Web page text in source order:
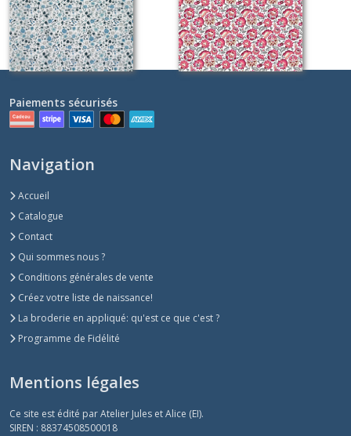
Sur demande Sur demande
Paiements sécurisés
Navigation
Accueil
Catalogue
Contact
Qui sommes nous ?
Conditions générales de vente
Créez votre liste de naissance!
La broderie en appliqué: qu'est ce que c'est ?
Programme de Fidélité
Mentions légales
Ce site est édité par Atelier Jules et Alice (EI).
SIREN : 88374508500018